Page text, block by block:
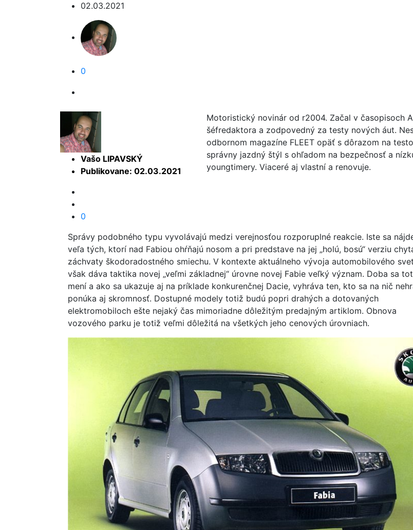
02.03.2021
0
Vašo LIPAVSKÝ
Publikovane: 02.03.2021
Motoristický novinár od r2004. Začal v časopisoch
šéfredaktora a zodpovedný za testy nových áut.
odbornom magazíne FLEET opäť s dôrazom na
správny jazdný štýl s ohľadom na bezpečnosť a
youngtimery. Viaceré aj vlastní a renovuje.
0
Správy podobného typu vyvolávajú medzi verejnosťou rozporuplné reakcie. Iste sa
veľa tých, ktorí nad Fabiou ohŕňajú nosom a pri predstave na jej „holú, bosú“ verziu
záchvaty škodoradostného smiechu. V kontexte aktuálneho vývoja automobilového
však dáva taktika novej „veľmi základnej“ úrovne novej Fabie veľký význam. Doba sa
mení a ako sa ukazuje aj na príklade konkurenčnej Dacie, vyhráva ten, kto sa na nič
ponúka aj skromnosť. Dostupné modely totiž budú popri drahých a dotovaných
elektromobiloch ešte nejaký čas mimoriadne dôležitým predajným artiklom. Obnova
vozového parku je totiž veľmi dôležitá na všetkých jeho cenových úrovniach.